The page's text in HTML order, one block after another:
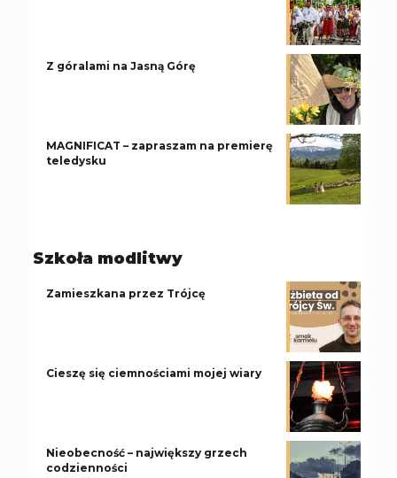
Z góralami na Jasną Górę
MAGNIFICAT – zapraszam na premierę
teledysku
Szkoła modlitwy
Zamieszkana przez Trójcę
Cieszę się ciemnościami mojej wiary
Nieobecność – największy grzech
codzienności